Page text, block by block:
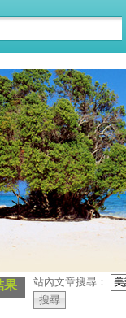
果 站內文章搜尋：